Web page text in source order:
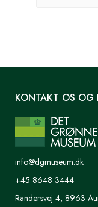
KONTAKT OS OG
info@dgmuseum.dk
+45 8648 3444
Randersvej 4, 8963